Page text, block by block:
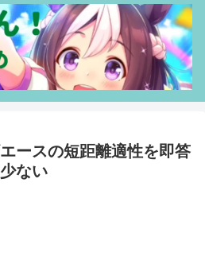
ースの短距離適性を即答
ない